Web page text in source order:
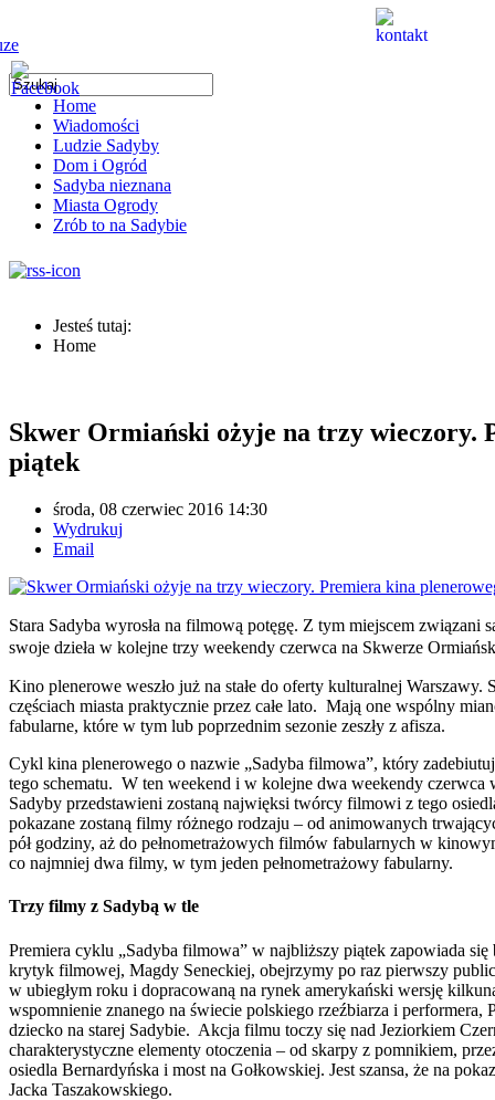
Home
Wiadomości
Ludzie Sadyby
Dom i Ogród
Sadyba nieznana
Miasta Ogrody
Zrób to na Sadybie
Jesteś tutaj:
Home
Skwer Ormiański ożyje na trzy wieczory.
piątek
środa, 08 czerwiec 2016 14:30
Wydrukuj
Email
Stara Sadyba wyrosła na filmową potęgę. Z tym miejscem
swoje dzieła w kolejne trzy weekendy czerwca na Skwerze
Kino plenerowe weszło już na stałe do oferty kulturalnej
częściach miasta praktycznie przez całe lato. Mają one wspólny
fabularne, które w tym lub poprzednim sezonie zeszły z afisza.
Cykl kina plenerowego o nazwie „Sadyba filmowa”, który
tego schematu. W ten weekend i w kolejne dwa weekendy
Sadyby przedstawieni zostaną najwięksi twórcy filmowi z tego
pokazane zostaną filmy różnego rodzaju – od animowanych
pół godziny, aż do pełnometrażowych filmów fabularnych w
co najmniej dwa filmy, w tym jeden pełnometrażowy fabularny.
Trzy filmy z Sadybą w tle
Premiera cyklu „Sadyba filmowa” w najbliższy piątek zapowiada
krytyk filmowej, Magdy Seneckiej, obejrzymy po raz pierwszy
w ubiegłym roku i dopracowaną na rynek amerykański wersję
wspomnienie znanego na świecie polskiego rzeźbiarza i performera,
dziecko na starej Sadybie. Akcja filmu toczy się nad Jeziorkiem
charakterystyczne elementy otoczenia – od skarpy z pomnikiem,
osiedla Bernardyńska i most na Gołkowskiej. Jest szansa, że na
Jacka Taszakowskiego.